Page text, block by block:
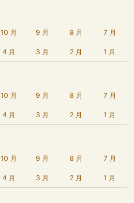
10 月 9 月 8 月 7 月
4 月 3 月 2 月 1 月
10 月 9 月 8 月 7 月
4 月 3 月 2 月 1 月
10 月 9 月 8 月 7 月
4 月 3 月 2 月 1 月